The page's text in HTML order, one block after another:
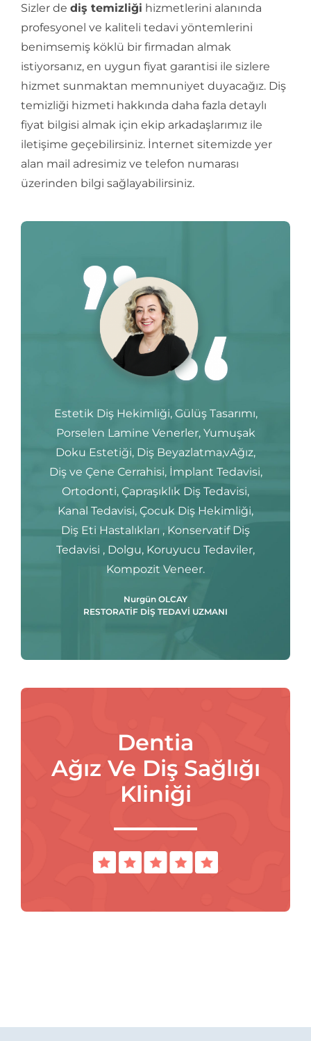
Sizler de diş temizliği hizmetlerini alanında
profesyonel ve kaliteli tedavi yöntemlerini
benimsemiş köklü bir firmadan almak
istiyorsanız, en uygun fiyat garantisi ile sizlere
hizmet sunmaktan memnuniyet duyacağız. Diş
temizliği hizmeti hakkında daha fazla detaylı
fiyat bilgisi almak için ekip arkadaşlarımız ile
iletişime geçebilirsiniz. İnternet sitemizde yer
alan mail adresimiz ve telefon numarası
üzerinden bilgi sağlayabilirsiniz.
Estetik Diş Hekimliği, Gülüş Tasarımı,
Porselen Lamine Venerler, Yumuşak
Doku Estetiği, Diş Beyazlatma,vAğız,
Diş ve Çene Cerrahisi, İmplant Tedavisi,
Ortodonti, Çapraşıklık Diş Tedavisi,
Kanal Tedavisi, Çocuk Diş Hekimliği,
Diş Eti Hastalıkları , Konservatif Diş
Tedavisi , Dolgu, Koruyucu Tedaviler,
Kompozit Veneer.
Nurgün OLCAY
RESTORATİF DİŞ TEDAVİ UZMANI
Dentia
Ağız Ve Diş Sağlığı
Kliniği